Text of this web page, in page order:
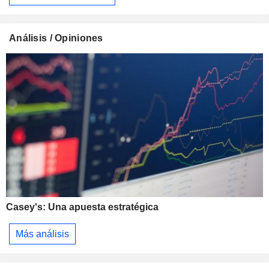
Análisis / Opiniones
Casey's: Una apuesta estratégica
Más análisis